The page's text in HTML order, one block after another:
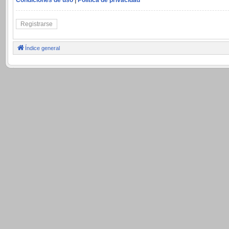
Registrarse
Índice general
.